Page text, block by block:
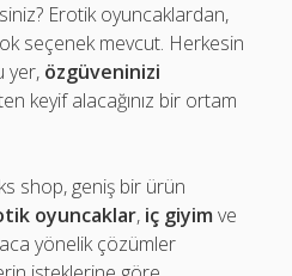
Erotik oyuncaklardan,
seçenek mevcut. Herkesin
yer, özgüveninizi
keyif alacağınız bir ortam
shop, geniş bir ürün
oyuncaklar, iç giyim ve
yönelik çözümler